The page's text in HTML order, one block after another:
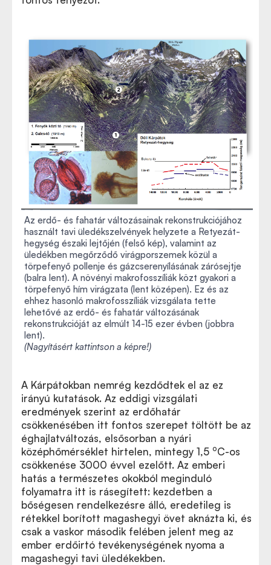
Az erdő- és fahatár változásainak rekonstrukciójához
használt tavi üledékszelvények helyzete a Retyezát-
hegység északi lejtőjén (felső kép), valamint az
üledékben megőrződő virágporszemek közül a
törpefenyő pollenje és gázcserenyílásának zárósejtje
(balra lent). A növényi makrofosszíliák közt gyakori a
törpefenyő hím virágzata (lent középen). Ez és az
ehhez hasonló makrofosszíliák vizsgálata tette
lehetővé az erdő- és fahatár változásának
rekonstrukcióját az elmúlt 14-15 ezer évben (jobbra
lent).
(Nagyításért kattintson a képre!)
A Kárpátokban nemrég kezdődtek el az ez
irányú kutatások. Az eddigi vizsgálati
eredmények szerint az erdőhatár
csökkenésében itt fontos szerepet töltött be az
éghajlatváltozás, elsősorban a nyári
középhőmérséklet hirtelen, mintegy 1,5 oC-os
csökkenése 3000 évvel ezelőtt. Az emberi
hatás a természetes okokból meginduló
folyamatra itt is rásegített: kezdetben a
bőségesen rendelkezésre álló, eredetileg is
rétekkel borított magashegyi övet aknázta ki, és
csak a vaskor második felében jelent meg az
ember erdőirtó tevékenységének nyoma a
magashegyi tavi üledékekben.